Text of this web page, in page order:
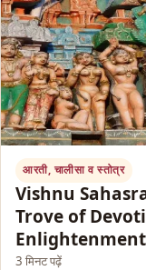
आरती, चालीसा व स्तोत्र
Vishnu
Trove of
Enlightenment
3 मिनट पढ़ें